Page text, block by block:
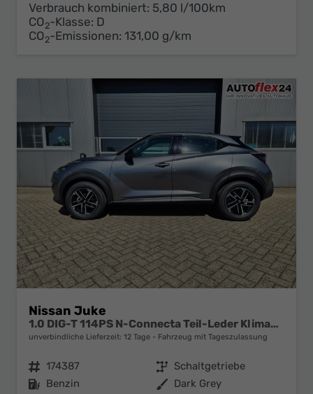
Verbrauch kombiniert: 5,80 l/100km
CO2-Klasse: D
CO2-Emissionen: 131,00 g/km
Nissan Juke
1.0 DIG-T 114PS N-Connecta Teil-Leder Klimaautomatik PDC v+h Rückf.Kamera Bluetooth Touchscreen Apple CarPlay Android Auto 17"LM
unverbindliche Lieferzeit: 12 Tage Fahrzeug mit Tageszulassung
Fahrzeugnr. 174387 Getriebe Schaltgetriebe
Kraftstoff Benzin Außenfarbe Dark Grey